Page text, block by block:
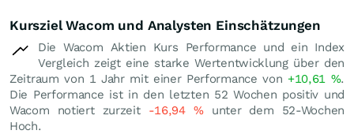
Kursziel Wacom und Analysten Einschätzungen
Die Wacom Aktien Kurs Performance und ein Index
Vergleich zeigt eine starke Wertentwicklung über den
Zeitraum von 1 Jahr mit einer Performance von +10,61 %.
Die Performance ist in den letzten 52 Wochen positiv und
Wacom notiert zurzeit -16,94%unter dem 52-Wochen
Hoch.